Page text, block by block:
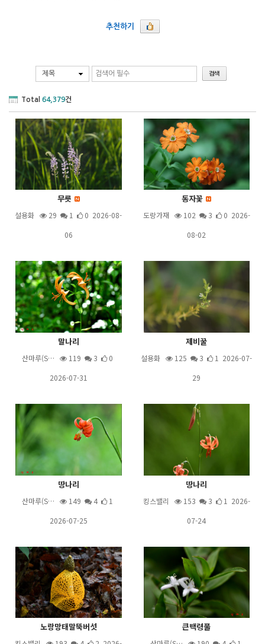
추천하기
제목
Total 64,379건
무릇
설용화 29 1
0 2026-08-
06
동자꽃
도랑가재 102 3
0 2026-
08-02
말나리
산마루(S… 119 3
0
2026-07-31
제비꿀
설용화 125 3
1 2026-07-
29
땅나리
산마루(S… 149 4
1
2026-07-25
땅나리
킹스밸리 153 3
1 2026-
07-24
노랑망태말뚝버섯 큰백령풀